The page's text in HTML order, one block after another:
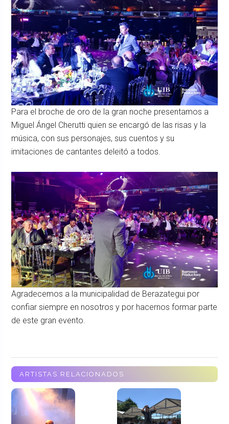
Para el broche de oro de la gran noche presentamos a
Miguel Ángel Cherutti quien se encargó de las risas y la
música, con sus personajes, sus cuentos y su
imitaciones de cantantes deleitó a todos.
Agradecemos a la municipalidad de Berazategui por
confiar siempre en nosotros y por hacernos formar parte
de este gran evento.
ARTISTAS RELACIONADOS